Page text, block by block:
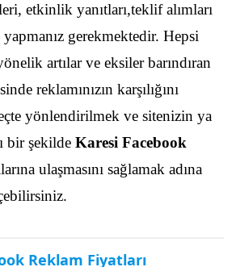
etkinlik yanıtları,teklif alımları
gerekmektedir. Hepsi
artılar ve eksiler barındıran
reklamınızın karşılığını
yönlendirilmek ve sitenizin ya
bir şekilde Karesi Facebook
ulaşmasını sağlamak adına
Reklam Fiyatları